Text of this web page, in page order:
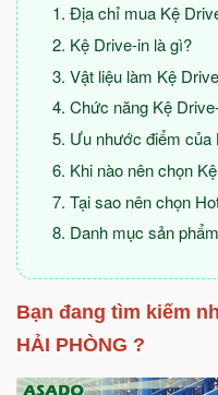
Địa chỉ mua Kệ
Kệ Drive-in là gì?
Vật liệu làm Kệ
Chức năng Kệ
Ưu nhước điểm của
Khi nào nên chọn
Tại sao nên chọn
Danh mục sản
Bạn đang tìm kiếm
HẢI PHÒNG ?